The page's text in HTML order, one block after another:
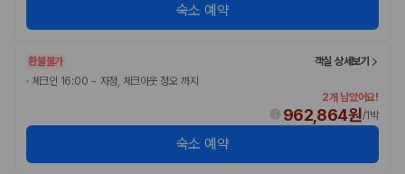
숙소 예약
환불불가
객실 상세보기
· 체크인 16:00 ~ 자정, 체크아웃 정오 까지
2개 남았어요!
962,864원/1박
숙소 예약